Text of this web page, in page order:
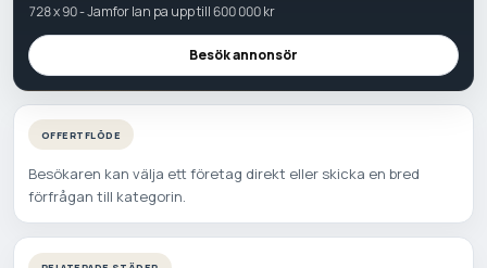
728 x 90 - Jamfor lan pa upp till 600 000 kr
Besök annonsör
OFFERTFLÖDE
Besökaren kan välja ett företag direkt eller skicka en bred
förfrågan till kategorin.